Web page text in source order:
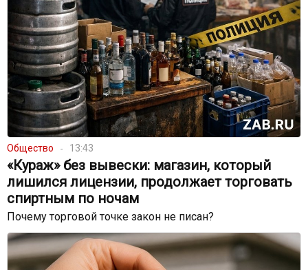
Общество 13:43
«Кураж» без вывески: магазин, который
лишился лицензии, продолжает торговать
спиртным по ночам
Почему торговой точке закон не писан?